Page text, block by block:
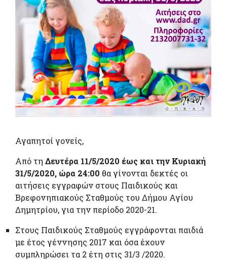
Αγαπητοί γονείς,
Από τη Δευτέρα 11/5/2020 έως και την Κυριακή
31/5/2020, ώρα 24:00 θα γίνονται δεκτές οι
αιτήσεις εγγραφών στους Παιδικούς και
Βρεφονηπιακούς Σταθμούς του Δήμου Αγίου
Δημητρίου, για την περίοδο 2020-21.
Στους Παιδικούς Σταθμούς εγγράφονται παιδιά
με έτος γέννησης 2017 και όσα έχουν
συμπληρώσει τα 2 έτη στις 31/3 /2020.